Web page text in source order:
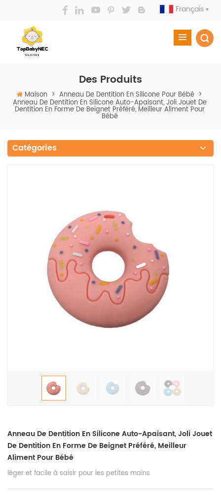
Français
Des Produits
Maison > Anneau De Dentition En Silicone Pour Bébé >
Anneau De Dentition En Silicone Auto-Apaisant, Joli Jouet De
Dentition En Forme De Beignet Préféré, Meilleur Aliment Pour
Bébé
Catégories
Anneau De Dentition En Silicone Auto-Apaisant, Joli Jouet
De Dentition En Forme De Beignet Préféré, Meilleur
Aliment Pour Bébé
léger et facile à saisir pour les petites mains